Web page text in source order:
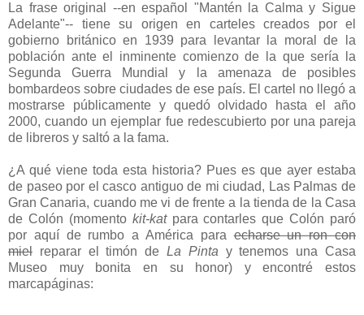
La frase original --en español "Mantén la Calma y Sigue
Adelante"-- tiene su origen en carteles creados por el
gobierno británico en 1939 para levantar la moral de la
población ante el inminente comienzo de la que sería la
Segunda Guerra Mundial y la amenaza de posibles
bombardeos sobre ciudades de ese país. El cartel no llegó a
mostrarse públicamente y quedó olvidado hasta el año
2000, cuando un ejemplar fue redescubierto por una pareja
de libreros y saltó a la fama.
¿A qué viene toda esta historia? Pues es que ayer estaba
de paseo por el casco antiguo de mi ciudad, Las Palmas de
Gran Canaria, cuando me vi de frente a la tienda de la Casa
de Colón (momento kit-katpara contarles que Colón paró
por aquí de rumbo a América paraecharse un ron con
miel reparar el timón de La Pintay tenemos una Casa
Museo muy bonita en su honor) y encontré estos
marcapáginas: